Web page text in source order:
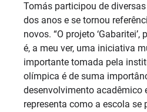
Tomás participou de
dos anos e se tornou
novos. “O projeto
é, a meu ver, uma iniciativa
importante tomada pela
olímpica é de suma
desenvolvimento acadêmico
representa como a escola se